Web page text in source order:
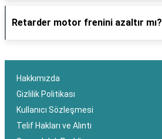
Retarder motor frenini azaltır mı?
Hakkımızda
Gizlilik Politikası
Kullanıcı Sözleşmesi
Telif Hakları ve Alıntı